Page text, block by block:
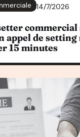
14/7/2026
commercial
appel de setting
15 minutes